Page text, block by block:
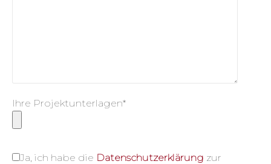
Ihre Projektunterlagen*
Ja, ich habe die Datenschutzerklärung zur